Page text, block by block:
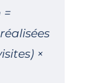
=
×